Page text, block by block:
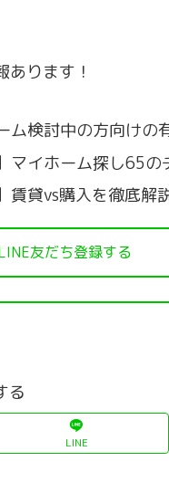
あります！
ム検討中の方向けの
マイホーム探し65
賃貸vs購入を徹底解
友だち登録する
る
LINE